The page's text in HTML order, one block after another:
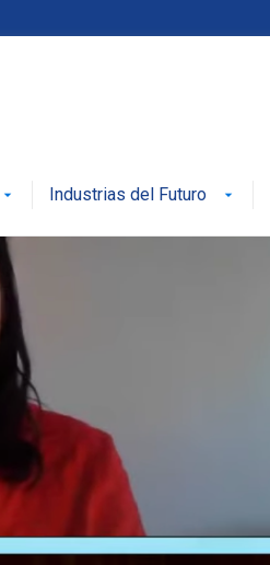
Industrias del Futuro